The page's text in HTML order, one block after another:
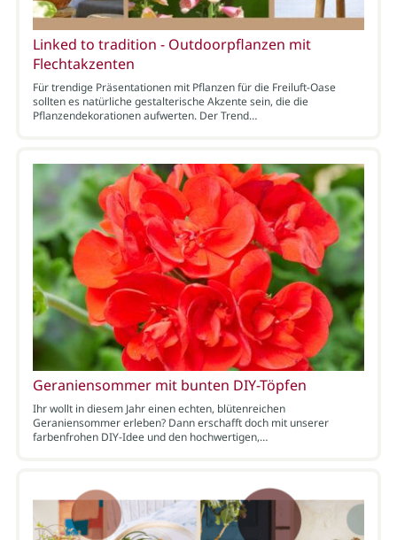
Linked to tradition - Outdoorpflanzen mit
Flechtakzenten
Für trendige Präsentationen mit Pflanzen für die Freiluft-Oase
sollten es natürliche gestalterische Akzente sein, die die
Pflanzendekorationen aufwerten. Der Trend…
Geraniensommer mit bunten DIY-Töpfen
Ihr wollt in diesem Jahr einen echten, blütenreichen
Geraniensommer erleben? Dann erschafft doch mit unserer
farbenfrohen DIY-Idee und den hochwertigen,…